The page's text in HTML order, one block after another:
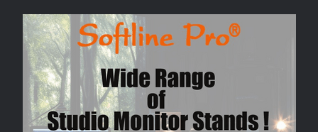
c
e
b
o
o
k
a
t
s
A
p
p
l
e
g
r
a
m
a
r
e